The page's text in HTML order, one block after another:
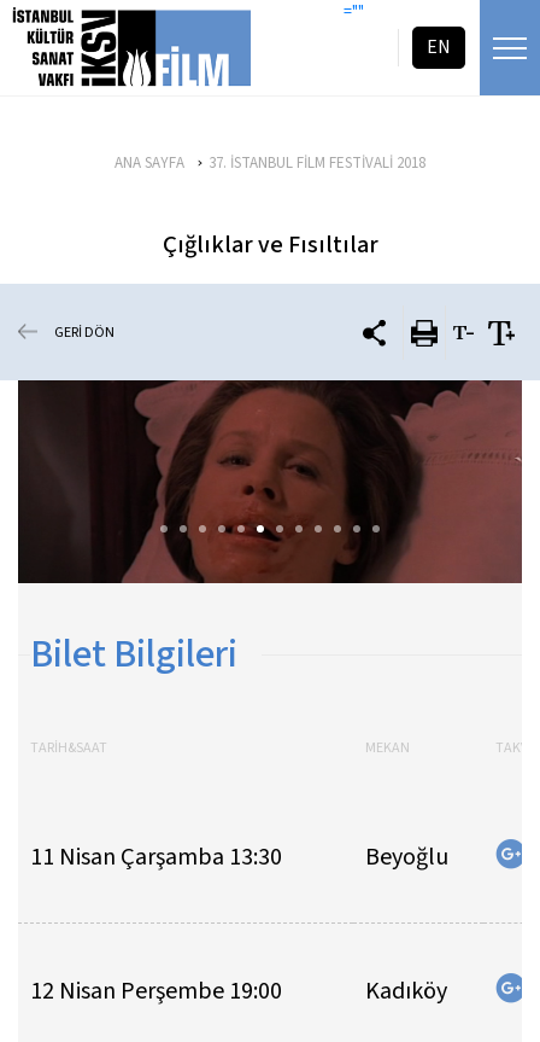
icerigi atla =""
EN
ANA SAYFA 37. İSTANBUL FİLM FESTİVALİ 2018
Çığlıklar ve Fısıltılar
GERİ DÖN
Bilet Bilgileri
TARİH&SAAT MEKAN
11 Nisan Çarşamba 13:30 Beyoğlu
12 Nisan Perşembe 19:00 Kadıköy